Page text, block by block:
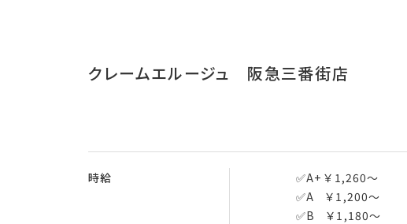
クレームエルージュ 阪急三番街店
時給
✅A+ ￥1,260～
✅A ￥1,200～
✅B ￥1,180～